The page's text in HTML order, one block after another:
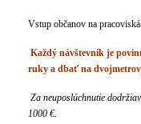
Vstup občanov na
Každý návštevník je
ruky a dbať na
Za neuposlúchnutie
1000 €.